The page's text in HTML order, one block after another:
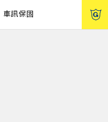
車訊保固